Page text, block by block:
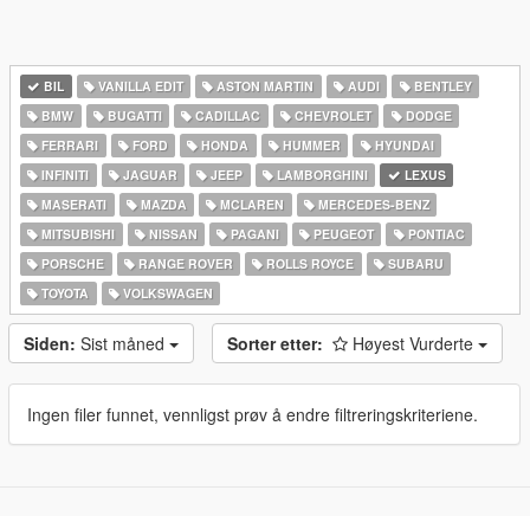
BIL VANILLA EDIT ASTON MARTIN AUDI
BENTLEY
BMW
BUGATTI CADILLAC CHEVROLET
DODGE
FERRARI
FORD HONDA HUMMER
HYUNDAI
INFINITI
JAGUAR JEEP LAMBORGHINI
LEXUS
MASERATI
MAZDA MCLAREN
MERCEDES-BENZ
MITSUBISHI
NISSAN PAGANI PEUGEOT
PONTIAC
PORSCHE
RANGE ROVER ROLLS ROYCE
SUBARU
TOYOTA
VOLKSWAGEN
Siden: Sist måned Sorter etter: Høyest Vurderte
Ingen filer funnet, vennligst prøv å endre filtreringskriteriene.